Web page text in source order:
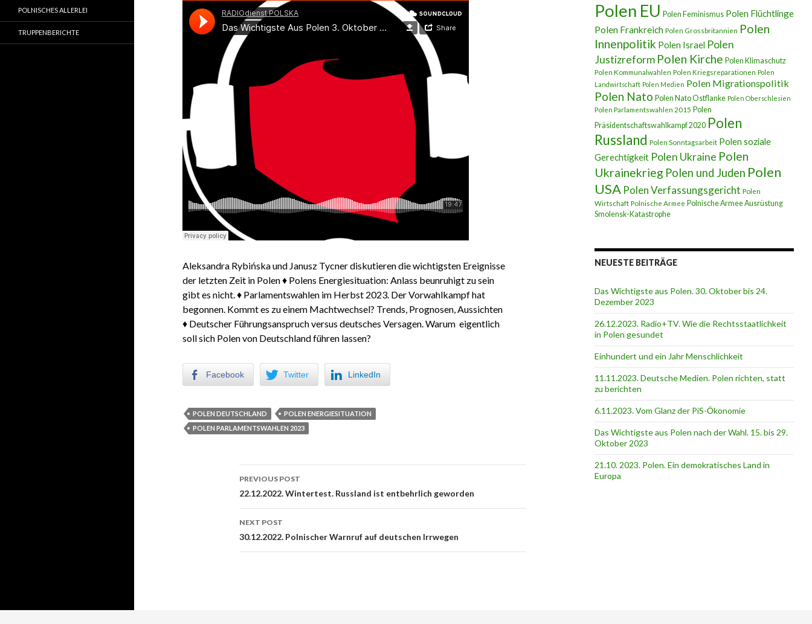
Aleksandra Rybińska und Janusz Tycner diskutieren die wichtigsten Ereignisse
der letzten Zeit in Polen ♦ Polens Energiesituation: Anlass beunruhigt zu sein
gibt es nicht. ♦ Parlamentswahlen im Herbst 2023. Der Vorwahlkampf hat
begonnen. Kommt es zu einem Machtwechsel? Trends, Prognosen, Aussichten
♦ Deutscher Führungsanspruch versus deutsches Versagen. Warum eigentlich
soll sich Polen von Deutschland führen lassen?
Facebook Twitter LinkedIn
POLEN DEUTSCHLAND
POLEN ENERGIESITUATION
POLEN PARLAMENTSWAHLEN 2023
Post navigation
PREVIOUS POST
22.12.2022. Wintertest. Russland ist entbehrlich geworden
NEXT POST
30.12.2022. Polnischer Warnruf auf deutschen Irrwegen
Polen EU Polen Feminismus Polen Flüchtlinge
Polen Frankreich Polen Grossbritannien Polen
Innenpolitik Polen Israel Polen
Justizreform Polen Kirche Polen Klimaschutz
Polen Kommunalwahlen Polen Kriegsreparationen Polen
Landwirtschaft Polen Medien Polen Migrationspolitik
Polen Nato Polen Nato Ostflanke Polen Oberschlesien
Polen Parlamentswahlen 2015 Polen
Präsidentschaftswahlkampf 2020 Polen
Russland Polen Sonntagsarbeit Polen soziale
Gerechtigkeit Polen Ukraine Polen
Ukrainekrieg Polen und Juden Polen
USA Polen Verfassungsgericht Polen
Wirtschaft Polnische Armee Polnische Armee Ausrüstung
Smolensk-Katastrophe
NEUESTE BEITRÄGE
Das Wichtigste aus Polen. 30. Oktober bis 24.
Dezember 2023
26.12.2023. Radio+TV. Wie die Rechtsstaatlichkeit
in Polen gesundet
Einhundert und ein Jahr Menschlichkeit
11.11.2023. Deutsche Medien. Polen richten, statt
zu berichten
6.11.2023. Vom Glanz der PiS-Ӧkonomie
Das Wichtigste aus Polen nach der Wahl. 15. bis 29.
Oktober 2023
21.10. 2023. Polen. Ein demokratisches Land in
Europa
POLNISCHES ALLERLEI
TRUPPENBERICHTE